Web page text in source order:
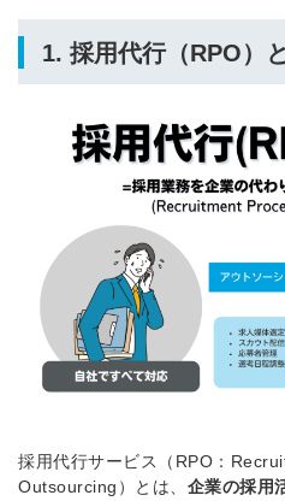
1. 採用代行（RPO）
採用代行サービス（RPO：
Outsourcing）とは、 企業の採用